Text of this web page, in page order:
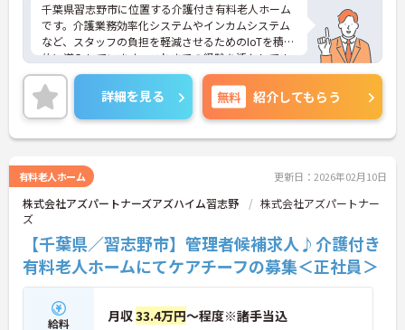
千葉県習志野市に位置する介護付き有料老人ホーム
です。介護業務効率化システムやインカムシステム
など、スタッフの負担を軽減させるためのIoTを積極
的に導入しています。これまでの経験を活かしてホ
ーム長にチャレンジしたい方にもおすすめです！ご
興味をお持ちの方はお気軽にお問い合わせくださ
い。
詳細を見る 無料 紹介してもらう
有料老人ホーム 更新日：2026年02月10日
株式会社アズパートナーズアズハイム習志野
株式会社アズパートナー
ズ
【千葉県／習志野市】管理者候補求人♪介護付き
有料老人ホームにてケアチーフの募集＜正社員＞
給料 月収33.4万円～程度※諸手当込